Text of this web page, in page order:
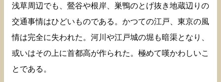
浅草周辺でも、鶯谷や根岸、巣鴨のとげ抜き地蔵辺りの
交通事情はひどいものである。かつての江戸、東京の風
情は完全に失われた。河川や江戸城の堀も暗渠となり、
或いはその上に首都高が作られた。極めて嘆かわしいこ
とである。